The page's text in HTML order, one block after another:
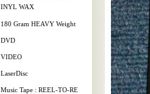
INYL WAX
180 Gram HEAVY Weight
DVD
VIDEO
LaserDisc
Music Tape : REEL-TO-RE